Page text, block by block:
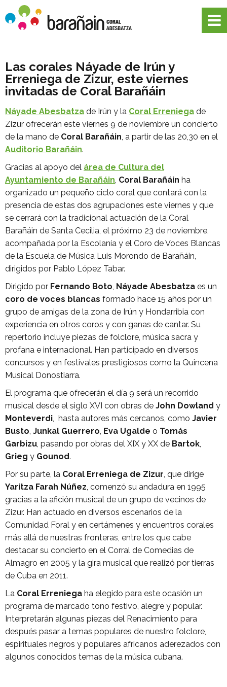
Las corales Náyade de Irún y
Erreniega de Zizur, este viernes
invitadas de Coral Barañáin
Náyade Abesbatza de Irún y la Coral Erreniega de
Zizur ofrecerán este viernes 9 de noviembre un concierto
de la mano de Coral Barañáin, a partir de las 20,30 en el
Auditorio Barañáin.
Gracias al apoyo del área de Cultura del
Ayuntamiento de Barañáin, Coral Barañáin ha
organizado un pequeño ciclo coral que contará con la
presencia de estas dos agrupaciones este viernes y que
se cerrará con la tradicional actuación de la Coral
Barañáin de Santa Cecilia, el próximo 23 de noviembre,
acompañada por la Escolanía y el Coro de Voces Blancas
de la Escuela de Música Luis Morondo de Barañáin,
dirigidos por Pablo López Tabar.
Dirigido por Fernando Boto, Náyade Abesbatza es un
coro de voces blancas formado hace 15 años por un
grupo de amigas de la zona de Irún y Hondarribia con
experiencia en otros coros y con ganas de cantar. Su
repertorio incluye piezas de folclore, música sacra y
profana e internacional. Han participado en diversos
concursos y en festivales prestigiosos como la Quincena
Musical Donostiarra.
El programa que ofrecerán el día 9 será un recorrido
musical desde el siglo XVI con obras de John Dowland y
Monteverdi, hasta autores más cercanos, como Javier
Busto, Junkal Guerrero, Eva Ugalde o Tomás
Garbizu, pasando por obras del XIX y XX de Bartok,
Grieg y Gounod.
Por su parte, la Coral Erreniega de Zizur, que dirige
Yaritza Farah Núñez, comenzó su andadura en 1995
gracias a la afición musical de un grupo de vecinos de
Zizur. Han actuado en diversos escenarios de la
Comunidad Foral y en certámenes y encuentros corales
más allá de nuestras fronteras, entre los que cabe
destacar su concierto en el Corral de Comedias de
Almagro en 2005 y la gira musical que realizó por tierras
de Cuba en 2011.
La Coral Erreniega ha elegido para este ocasión un
programa de marcado tono festivo, alegre y popular.
Interpretarán algunas piezas del Renacimiento para
después pasar a temas populares de nuestro folclore,
espirituales negros y populares africanos aderezados con
algunos conocidos temas de la música cubana.